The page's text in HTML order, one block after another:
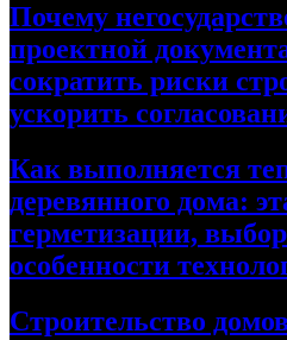
Почему
проектной
сократить риски
ускорить
Как выполняется
деревянного дома:
герметизации,
особенности
Строительство